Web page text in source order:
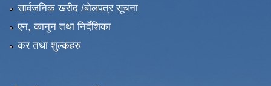
सार्वजनिक खरीद /बोलपत्र सूचना
एन, कानुन तथा निर्देशिका
कर तथा शुल्कहरु